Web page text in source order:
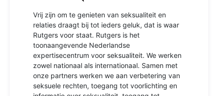
Vrij zijn om te genieten van seksualiteit en
relaties draagt bij tot ieders geluk, dat is waar
Rutgers voor staat. Rutgers is het
toonaangevende Nederlandse
expertisecentrum voor seksualiteit. We werken
zowel nationaal als internationaal. Samen met
onze partners werken we aan verbetering van
seksuele rechten, toegang tot voorlichting en